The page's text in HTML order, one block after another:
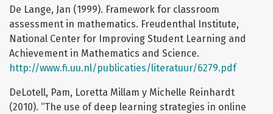
De Lange, Jan (1999). Framework for classroom
assessment in mathematics. Freudenthal Institute,
National Center for Improving Student Learning and
Achievement in Mathematics and Science.
http://www.fi.uu.nl/publicaties/literatuur/6279.pdf
DeLotell, Pam, Loretta Millam y Michelle Reinhardt
(2010). “The use of deep learning strategies in online